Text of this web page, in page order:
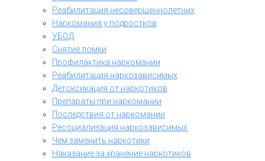
Реабилитация несовершеннолетних
Наркомания у подростков
УБОД
Снятие ломки
Профилактика наркомании
Реабилитация наркозависимых
Детоксикация от наркотиков
Препараты при наркомании
Последствия от наркомании
Ресоциализация наркозависимых
Чем заменить наркотики
Наказание за хранение наркотиков